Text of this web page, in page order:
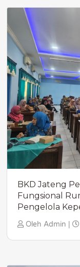
BKD Jateng
Fungsional
Pengelola
Oleh Admin |